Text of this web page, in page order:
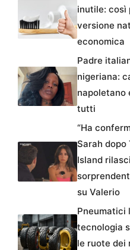
inutile: così
versione
economica
Padre
nigeriana:
napoletano
tutti
“Ha
Sarah dopo
Island
su Valerio
Pneumatici
tecnologia
le ruote dei